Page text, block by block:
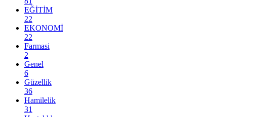
EĞİTİM
22
EKONOMİ
22
Farmasi
2
Genel
6
Güzellik
36
Hamilelik
31